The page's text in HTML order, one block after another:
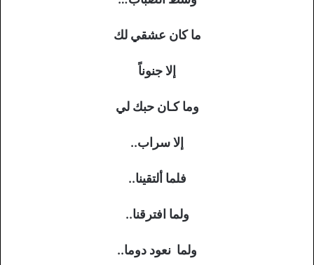
ما كان عشقي لك
إلا جنوناً
وما كـان حبك لي
إلا سراب..
فلما ألتقينا..
ولما افترقنا..
ولما نعود دوما..